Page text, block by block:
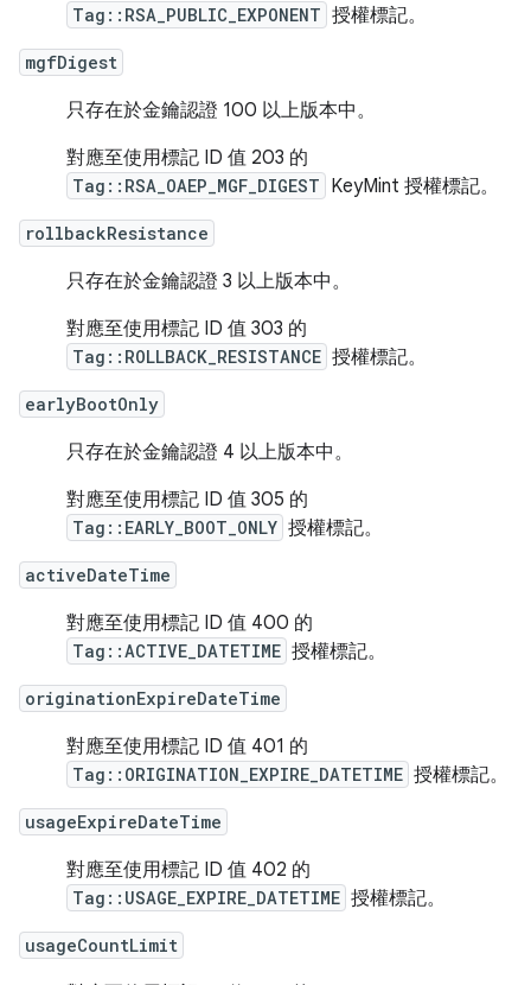
Tag::RSA_PUBLIC_EXPONENT 授權標記。
mgfDigest
只存在於金鑰認證 100 以上版本中。
對應至使用標記 ID 值 203 的
Tag::RSA_OAEP_MGF_DIGEST KeyMint 授權標記。
rollbackResistance
只存在於金鑰認證 3 以上版本中。
對應至使用標記 ID 值 303 的
Tag::ROLLBACK_RESISTANCE 授權標記。
earlyBootOnly
只存在於金鑰認證 4 以上版本中。
對應至使用標記 ID 值 305 的
Tag::EARLY_BOOT_ONLY 授權標記。
activeDateTime
對應至使用標記 ID 值 400 的
Tag::ACTIVE_DATETIME 授權標記。
originationExpireDateTime
對應至使用標記 ID 值 401 的
Tag::ORIGINATION_EXPIRE_DATETIME 授權標記。
usageExpireDateTime
對應至使用標記 ID 值 402 的
Tag::USAGE_EXPIRE_DATETIME 授權標記。
usageCountLimit